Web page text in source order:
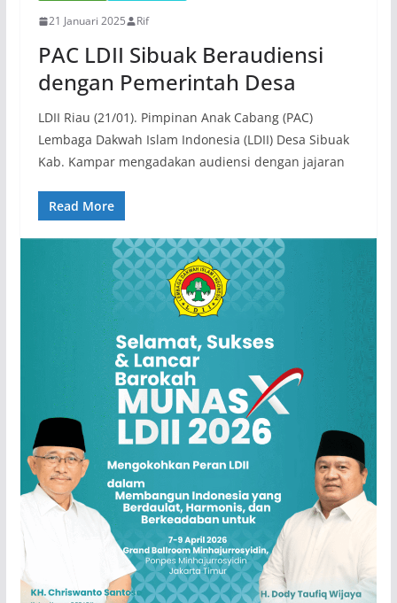
21 Januari 2025 Rif
PAC LDII Sibuak Beraudiensi
dengan Pemerintah Desa
LDII Riau (21/01). Pimpinan Anak Cabang (PAC)
Lembaga Dakwah Islam Indonesia (LDII) Desa Sibuak
Kab. Kampar mengadakan audiensi dengan jajaran
Read More